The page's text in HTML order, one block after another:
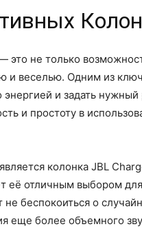
это не только
и веселью. Одним из
энергией и задать
и простоту в
колонка JBL
её отличным выбором
не беспокоиться о
еще более объемного